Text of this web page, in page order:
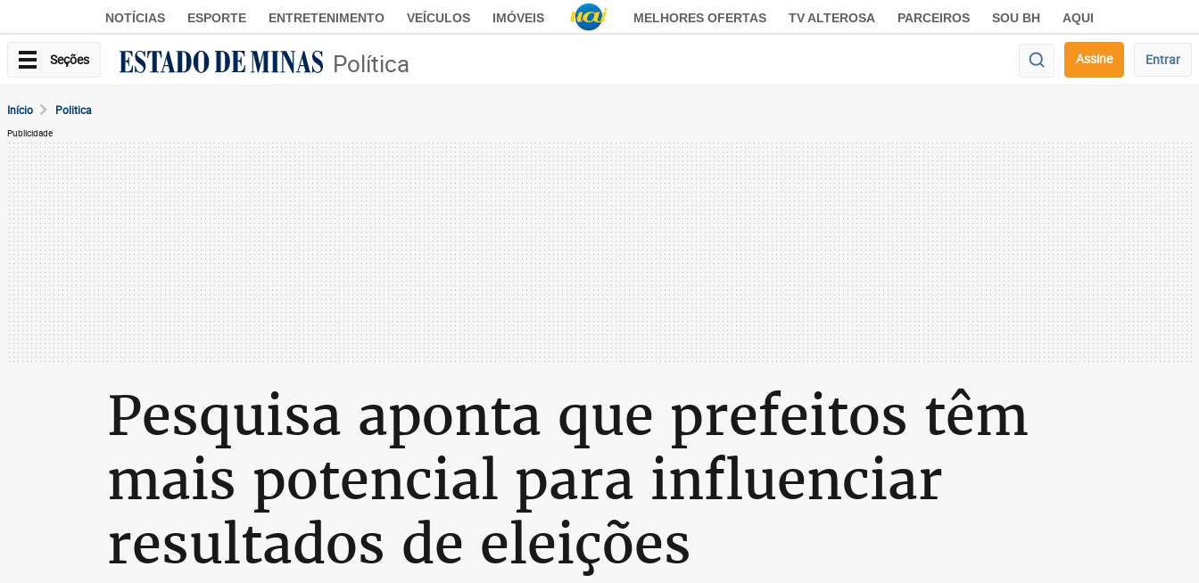
NOTÍCIAS ESPORTE ENTRETENIMENTO VEÍCULOS IMÓVEIS MELHORES OFERTAS TV ALTEROSA PARCEIROS SOU BH AQUI
Seções Política Assine Entrar
Início Politica
Publicidade
Pesquisa aponta que prefeitos têm
mais potencial para influenciar
resultados de eleições